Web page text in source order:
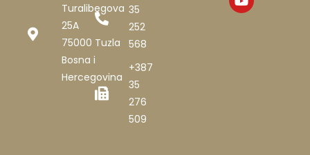
Turalibegova
25A
75000 Tuzla
Bosna i
Hercegovina
35
252
568
+387
35
276
509